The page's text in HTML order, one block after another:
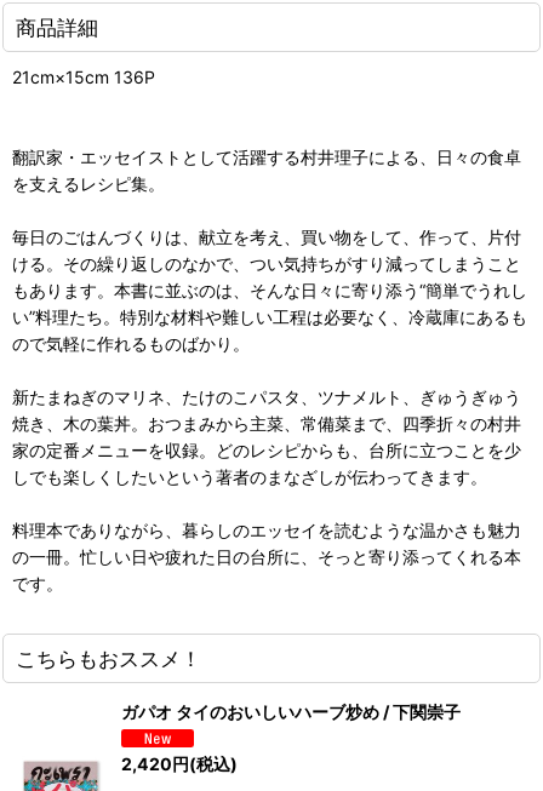
商品詳細
21cm×15cm 136P
翻訳家・エッセイストとして活躍する村井理子による、日々の食卓
を支えるレシピ集。
毎日のごはんづくりは、献立を考え、買い物をして、作って、片付
ける。その繰り返しのなかで、つい気持ちがすり減ってしまうこと
もあります。本書に並ぶのは、そんな日々に寄り添う“簡単でうれし
い”料理たち。特別な材料や難しい工程は必要なく、冷蔵庫にあるも
ので気軽に作れるものばかり。
新たまねぎのマリネ、たけのこパスタ、ツナメルト、ぎゅうぎゅう
焼き、木の葉丼。おつまみから主菜、常備菜まで、四季折々の村井
家の定番メニューを収録。どのレシピからも、台所に立つことを少
しでも楽しくしたいという著者のまなざしが伝わってきます。
料理本でありながら、暮らしのエッセイを読むような温かさも魅力
の一冊。忙しい日や疲れた日の台所に、そっと寄り添ってくれる本
です。
こちらもおススメ！
ガパオ タイのおいしいハーブ炒め / 下関崇子
2,420円(税込)